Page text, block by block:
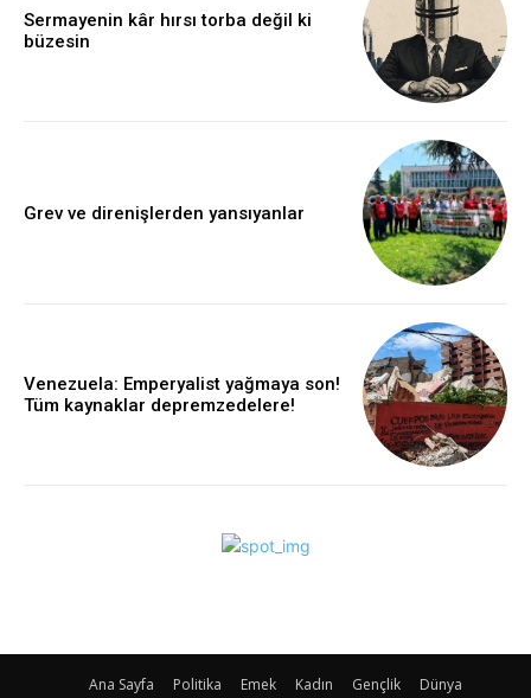
Sermayenin kâr hırsı torba değil ki
büzesin
Grev ve direnişlerden yansıyanlar
Venezuela: Emperyalist yağmaya son!
Tüm kaynaklar depremzedelere!
Ana Sayfa Politika Emek Kadın Gençlik Dünya